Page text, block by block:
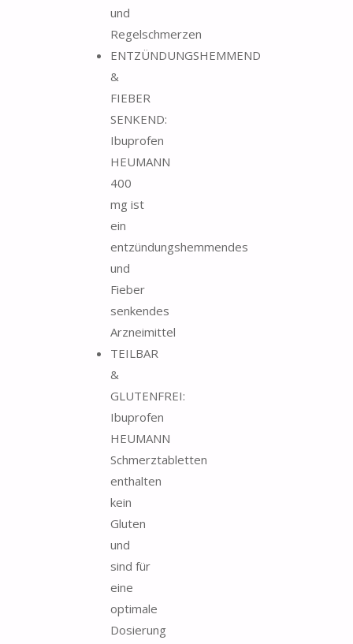
und
Regelschmerzen
ENTZÜNDUNGSHEMMEND
&
FIEBER
SENKEND:
Ibuprofen
HEUMANN
400
mg ist
ein
entzündungshemmendes
und
Fieber
senkendes
Arzneimittel
TEILBAR
&
GLUTENFREI:
Ibuprofen
HEUMANN
Schmerztabletten
enthalten
kein
Gluten
und
sind für
eine
optimale
Dosierung